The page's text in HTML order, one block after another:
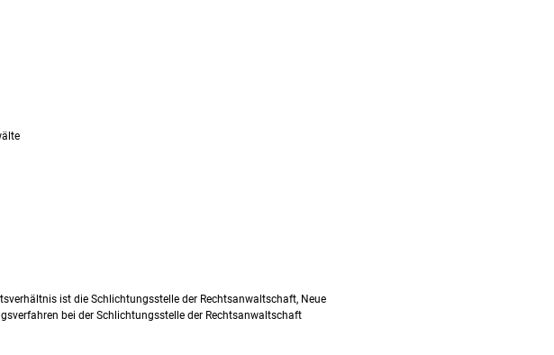
ist die Schlichtungsstelle der Rechtsanwaltschaft, Neue
bei der Schlichtungsstelle der Rechtsanwaltschaft